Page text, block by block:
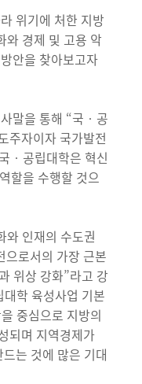
위기에 처한 지방
경제 및 고용 악
안을 찾아보고자
말을 통해 “국‧공
주자이자 국가발전
‧공립대학은 혁신
할을 수행할 것으
와 인재의 수도권
으로서의 가장 근본
위상 강화”라고 강
학 육성사업 기본
중심으로 지방의
되며 지역경제가
는 것에 많은 기대